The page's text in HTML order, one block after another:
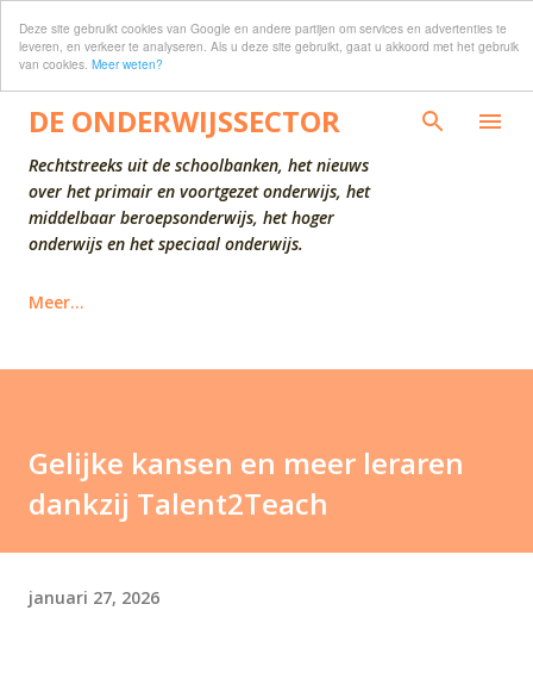
Deze site gebruikt cookies van Google en andere partijen om services en advertenties te
leveren, en verkeer te analyseren. Als u deze site gebruikt, gaat u akkoord met het gebruik
van cookies. Meer weten?
Doorgaan naar hoofdcontent
DE ONDERWIJSSECTOR
Rechtstreeks uit de schoolbanken, het nieuws
over het primair en voortgezet onderwijs, het
middelbaar beroepsonderwijs, het hoger
onderwijs en het speciaal onderwijs.
Meer…
Gelijke kansen en meer leraren
dankzij Talent2Teach
januari 27, 2026